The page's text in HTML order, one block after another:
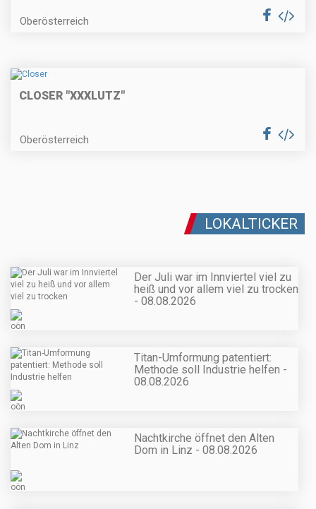
Oberösterreich
CLOSER "XXXLUTZ"
Oberösterreich
LOKALTICKER
Der Juli war im Innviertel viel zu
heiß und vor allem viel zu trocken
- 08.08.2026
Titan-Umformung patentiert:
Methode soll Industrie helfen -
08.08.2026
Nachtkirche öffnet den Alten
Dom in Linz - 08.08.2026